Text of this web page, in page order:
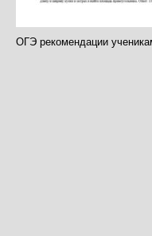
ОГЭ рекомендации